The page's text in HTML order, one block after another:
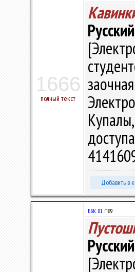
1666
полный текст
Добавить в
ББК 81.П89